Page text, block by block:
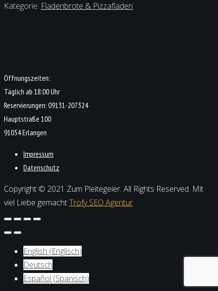
Kategorie: Fladenbrote & Pizzafladen
Öffnungszeiten:
Täglich ab 18:00 Uhr
Reservierungen: 09131-207324
Hauptstraße 100
91054 Erlangen
Impressum
Datenschutz
Copyright © 2021 Zum Pleitegeier. All Rights Reserved. Mit
viel Liebe gemachtTrofy SEO Agentur
English (Englisch)
Deutsch
Español (Spanisch)